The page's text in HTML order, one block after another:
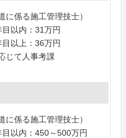
係る施工管理技士）
目以内：31万円
目以上：36万円
じて人事考課
係る施工管理技士）
目以内：450～500万円